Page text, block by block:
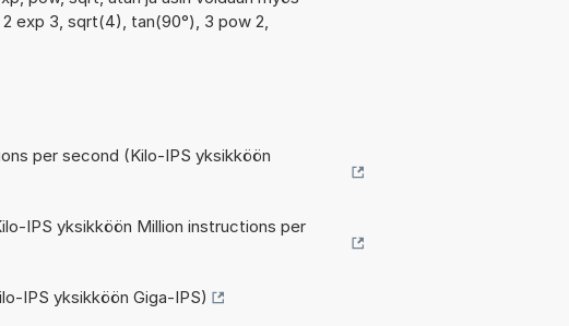
exp 3, sqrt(4), tan(90°), 3 pow 2,
per second (Kilo-IPS yksikköön
IPS yksikköön Million instructions per
IPS yksikköön Giga-IPS)